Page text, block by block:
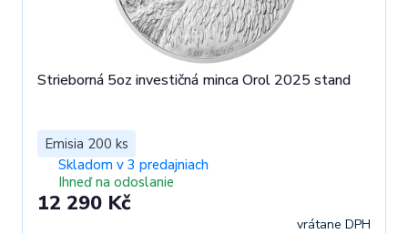
Strieborná 5oz investičná minca Orol 2025 stand
Emisia 200 ks
Skladom v 3 predajniach
Ihneď na odoslanie
12 290 Kč
vrátane DPH